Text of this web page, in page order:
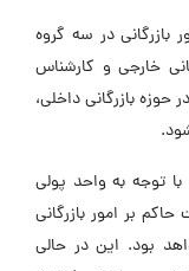
بازرگانی در سه گروه
خارجی و کارشناس
بازرگانی داخلی،
توجه به واحد پولی
بر امور بازرگانی
بود. این در حالی